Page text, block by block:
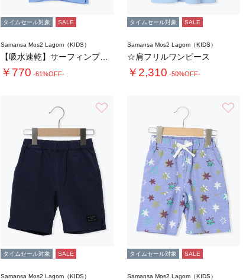
タイムセール対象 SALE
Samansa Mos2 Lagom（KIDS）
【吸水速乾】サーフィンプリントTシャツ
￥770 -61%OFF-
タイムセール対象 SALE
Samansa Mos2 Lagom（KIDS）
☆肩フリルワンピース
￥2,310 -50%OFF-
タイムセール対象 SALE
Samansa Mos2 Lagom（KIDS）
タイムセール対象 SALE
Samansa Mos2 Lagom（KIDS）